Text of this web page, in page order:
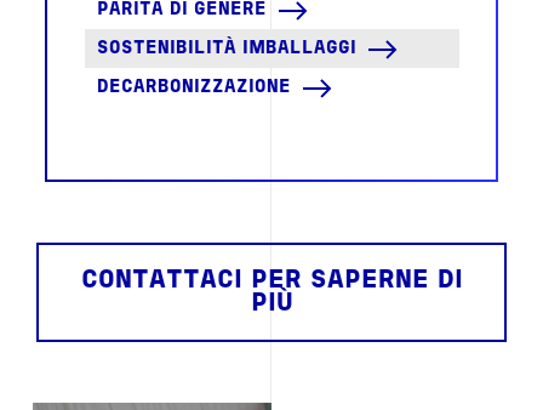
PARITÀ DI GENERE
SOSTENIBILITÀ IMBALLAGGI
DECARBONIZZAZIONE
CONTATTACI PER SAPERNE DI
PIÙ